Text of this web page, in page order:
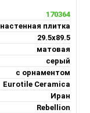
170364
настенная плитка
29.5x89.5
матовая
серый
с орнаментом
Eurotile Ceramica
Иран
Rebellion